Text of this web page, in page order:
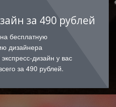
за 490 рублей
бесплатную
дизайнера
дизайн у вас
за 490 рублей.